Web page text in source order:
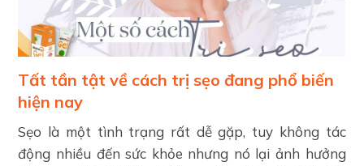
Tất tần tật về cách trị sẹo đang phổ biến
hiện nay
Sẹo là một tình trạng rất dễ gặp, tuy không tác
động nhiều đến sức khỏe nhưng nó lại ảnh hưởng